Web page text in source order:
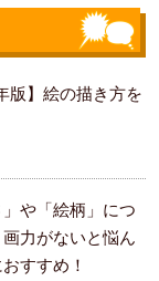
版】絵の描き方を
や「絵柄」につ
力がないと悩ん
すすめ！